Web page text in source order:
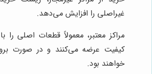
غیراصلی را افزایش می‌دهد.
مراکز معتبر، معمولاً قطعات اصلی
کیفیت عرضه می‌کنند و در صورت
خواهند بود.